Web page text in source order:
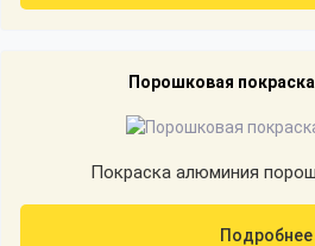
Порошковая
Покраска алюминия
Подробнее